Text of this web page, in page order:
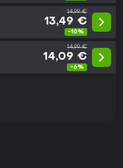
14,99 €
13,49 €
-10%
14,99 €
14,09 €
-6%